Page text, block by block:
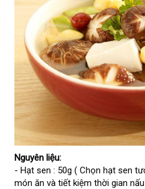
Nguyên liệu:
- Hạt sen : 50g ( Chọn hạt sen
món ăn và tiết kiệm thời gian